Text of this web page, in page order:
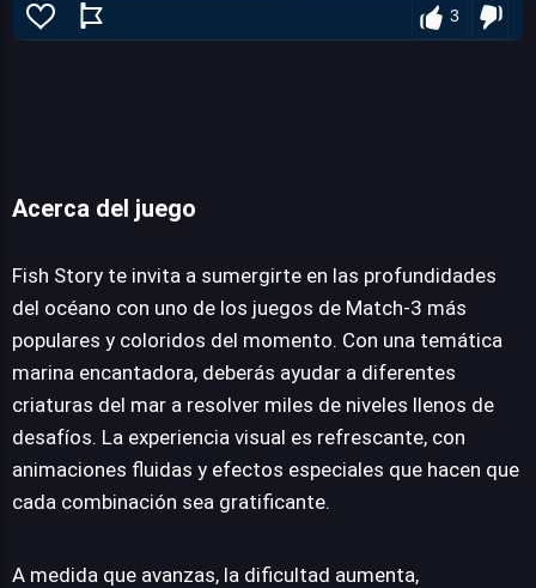
Fish Story
JUEGALO AHORA
3
Acerca del juego
Fish Story te invita a sumergirte en las profundidades
del océano con uno de los juegos de Match-3 más
populares y coloridos del momento. Con una temática
marina encantadora, deberás ayudar a diferentes
criaturas del mar a resolver miles de niveles llenos de
desafíos. La experiencia visual es refrescante, con
animaciones fluidas y efectos especiales que hacen que
cada combinación sea gratificante.
A medida que avanzas, la dificultad aumenta,